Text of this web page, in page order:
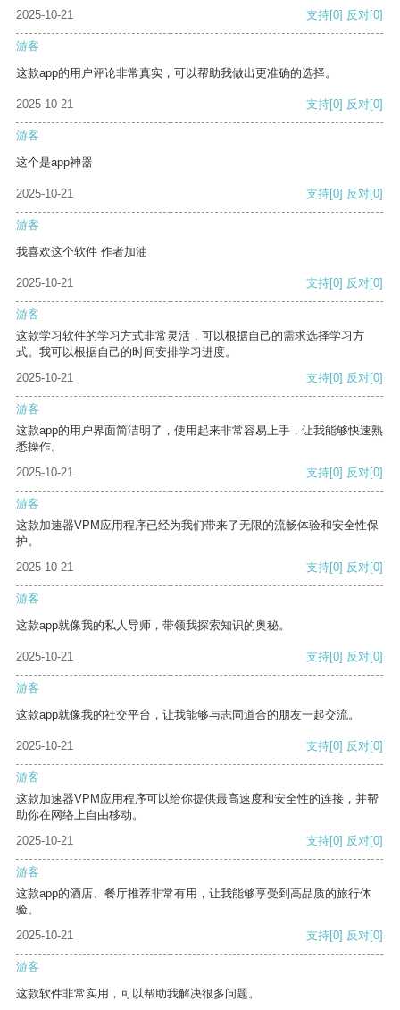
2025-10-21 支持[0] 反对[0]
游客
这款app的用户评论非常真实，可以帮助我做出更准确的选择。
2025-10-21 支持[0] 反对[0]
游客
这个是app神器
2025-10-21 支持[0] 反对[0]
游客
我喜欢这个软件 作者加油
2025-10-21 支持[0] 反对[0]
游客
这款学习软件的学习方式非常灵活，可以根据自己的需求选择学习方
式。我可以根据自己的时间安排学习进度。
2025-10-21
支持[0] 反对[0]
游客
这款app的用户界面简洁明了，使用起来非常容易上手，让我能够快速熟
悉操作。
2025-10-21
支持[0] 反对[0]
游客
这款加速器VPM应用程序已经为我们带来了无限的流畅体验和安全性保
护。
2025-10-21
支持[0] 反对[0]
游客
这款app就像我的私人导师，带领我探索知识的奥秘。
2025-10-21 支持[0] 反对[0]
游客
这款app就像我的社交平台，让我能够与志同道合的朋友一起交流。
2025-10-21 支持[0] 反对[0]
游客
这款加速器VPM应用程序可以给你提供最高速度和安全性的连接，并帮
助你在网络上自由移动。
2025-10-21
支持[0] 反对[0]
游客
这款app的酒店、餐厅推荐非常有用，让我能够享受到高品质的旅行体
验。
2025-10-21
支持[0] 反对[0]
游客
这款软件非常实用，可以帮助我解决很多问题。